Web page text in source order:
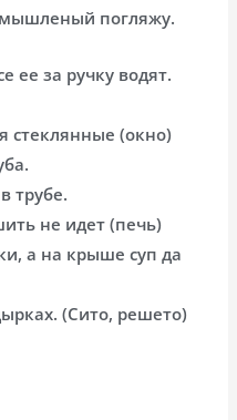
погляжу.
ее за ручку водят.
стеклянные (окно)
трубе.
не идет (печь)
а на крыше суп да
(Сито, решето)